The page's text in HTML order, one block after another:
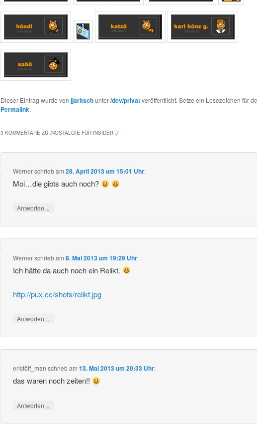
Dieser Eintrag wurde von jjaritschunter/dev/privatveröffentlicht. Setze ein Lesezeichen für
Permalink.
3 KOMMENTARE ZU „ NOSTALGIE FÜR INSIDER :)“
Wernerschriebam28. April 2013 um 15:01 Uhr:
Moi…die gibts auch noch?
Antworten ↓
Wernerschriebam8. Mai 2013 um 19:29 Uhr:
Ich hätte da auch noch ein Relikt.
http://pux.cc/shots/relikt.jpg
Antworten ↓
eristöff_man schriebam13. Mai 2013 um 20:33 Uhr:
das waren noch zeiten!!
Antworten ↓